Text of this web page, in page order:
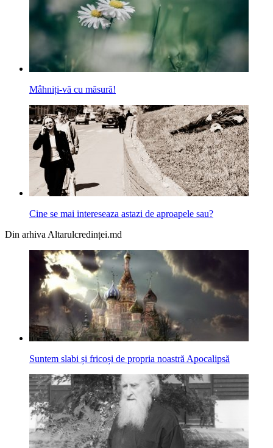
Mâhniți-vă cu măsură!
Cine se mai intereseaza astazi de aproapele sau?
Din arhiva Altarulcredinței.md
Suntem slabi și fricoși de propria noastră Apocalipsă